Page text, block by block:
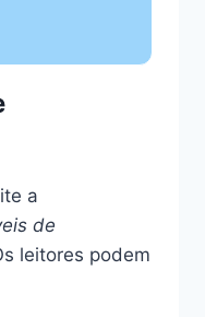
a
de
leitores podem